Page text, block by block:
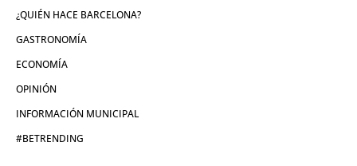
¿QUIÉN HACE BARCELONA?
GASTRONOMÍA
ECONOMÍA
OPINIÓN
INFORMACIÓN MUNICIPAL
#BETRENDING